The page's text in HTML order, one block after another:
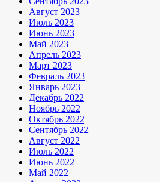
Август 2023
Июль 2023
Июнь 2023
Май 2023
Апрель 2023
Март 2023
Февраль 2023
Январь 2023
Декабрь 2022
Ноябрь 2022
Октябрь 2022
Сентябрь 2022
Август 2022
Июль 2022
Июнь 2022
Май 2022